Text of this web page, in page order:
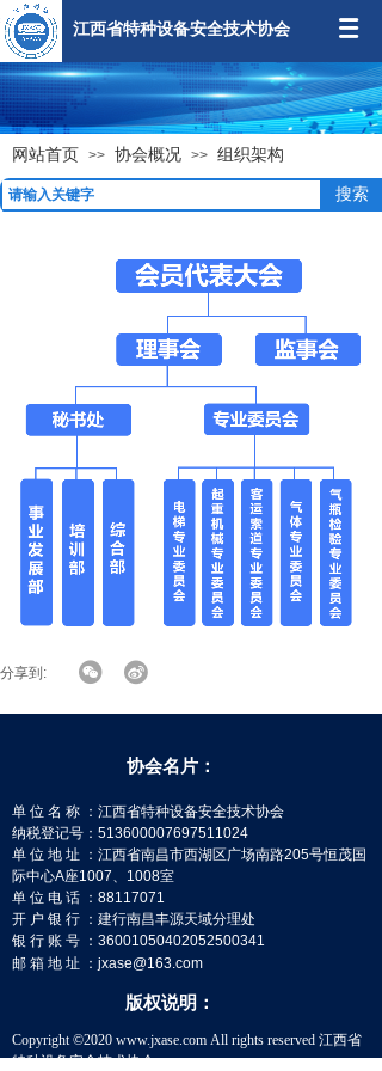
江西省特种设备安全技术协会
网站首页 >> 协会概况 >> 组织架构
搜索
分享到:
组织架构
单 位 名 称 ：江西省特种设备安全技术协会
纳税登记号：513600007697511024
单 位 地 址 ：江西省南昌市西湖区广场南路205号恒茂国
际中心A座1007、1008室
单 位 电 话 ：88117071
开 户 银 行 ：建行南昌丰源天域分理处
银 行 账 号 ：36001050402052500341
邮 箱 地 址
： jxase@163.com
协会名片：
Copyright ©2020 www.jxase.com All rights reserved 江西省
特种设备安全技术协会
版权说明：